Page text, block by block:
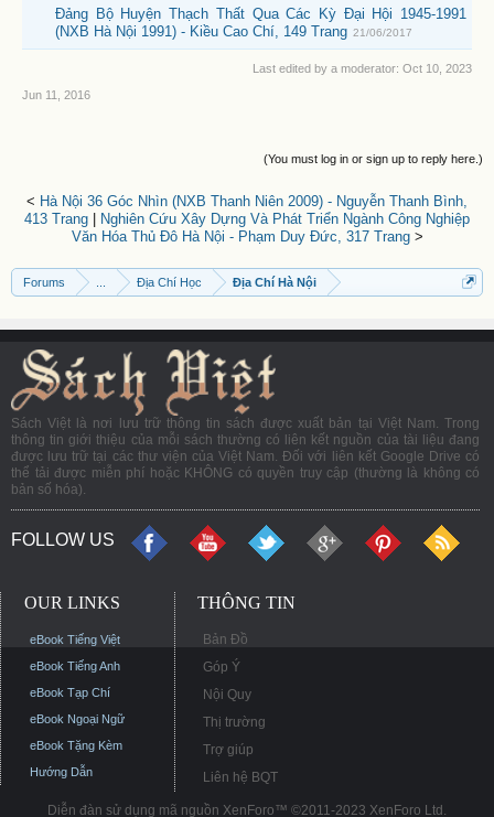
Đảng Bộ Huyện Thạch Thất Qua Các Kỳ Đại Hội 1945-1991
(NXB Hà Nội 1991) - Kiều Cao Chí, 149 Trang 21/06/2017
Last edited by a moderator: Oct 10, 2023
Jun 11, 2016
(You must log in or sign up to reply here.)
< Hà Nội 36 Góc Nhìn (NXB Thanh Niên 2009) - Nguyễn Thanh Bình,
413 Trang
Nghiên Cứu Xây Dựng Và Phát Triển Ngành Công Nghiệp
Văn Hóa Thủ Đô Hà Nội - Phạm Duy Đức, 317 Trang>
Forums Địa Chí Học Địa Chí Hà Nội
Sách Việt là nơi lưu trữ thông tin sách được xuất bản tại Việt Nam. Trong
thông tin giới thiệu của mỗi sách thường có liên kết nguồn của tài liệu đang
được lưu trữ tại các thư viện của Việt Nam. Đối với liên kết Google Drive có
thể tải được miễn phí hoặc KHÔNG có quyền truy cập (thường là không có
bản số hóa).
FOLLOW US
OUR LINKS
eBook Tiếng Việt
eBook Tiếng Anh
eBook Tạp Chí
eBook Ngoại Ngữ
eBook Tặng Kèm
Hướng Dẫn
THÔNG TIN
Bản Đồ
Góp Ý
Nội Quy
Thị trường
Trợ giúp
Liên hệ BQT
Diễn đàn sử dụng mã nguồn XenForo™ ©2011-2023 XenForo Ltd.